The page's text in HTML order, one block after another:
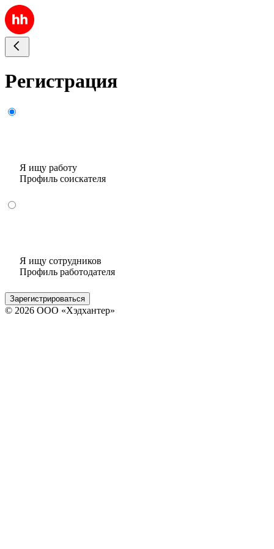
Регистрация
Я ищу работу
Профиль соискателя
Я ищу сотрудников
Профиль работодателя
Зарегистрироваться
© 2026 ООО «Хэдхантер»